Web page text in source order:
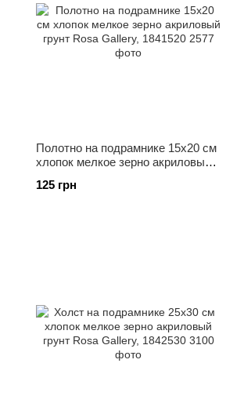
Полотно на подрамнике 15х20 см
хлопок мелкое зерно акриловый
125 грн